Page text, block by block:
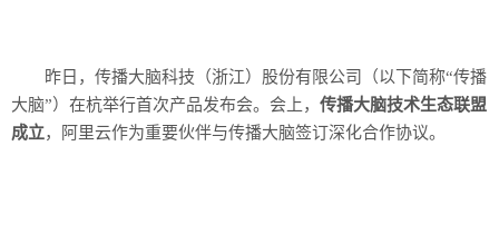
昨日，传播大脑科技（浙江）股份有限公司（以下简称“传播
大脑”）在杭举行首次产品发布会。会上， 传播大脑技术生态联盟
成立，阿里云作为重要伙伴与传播大脑签订深化合作协议。